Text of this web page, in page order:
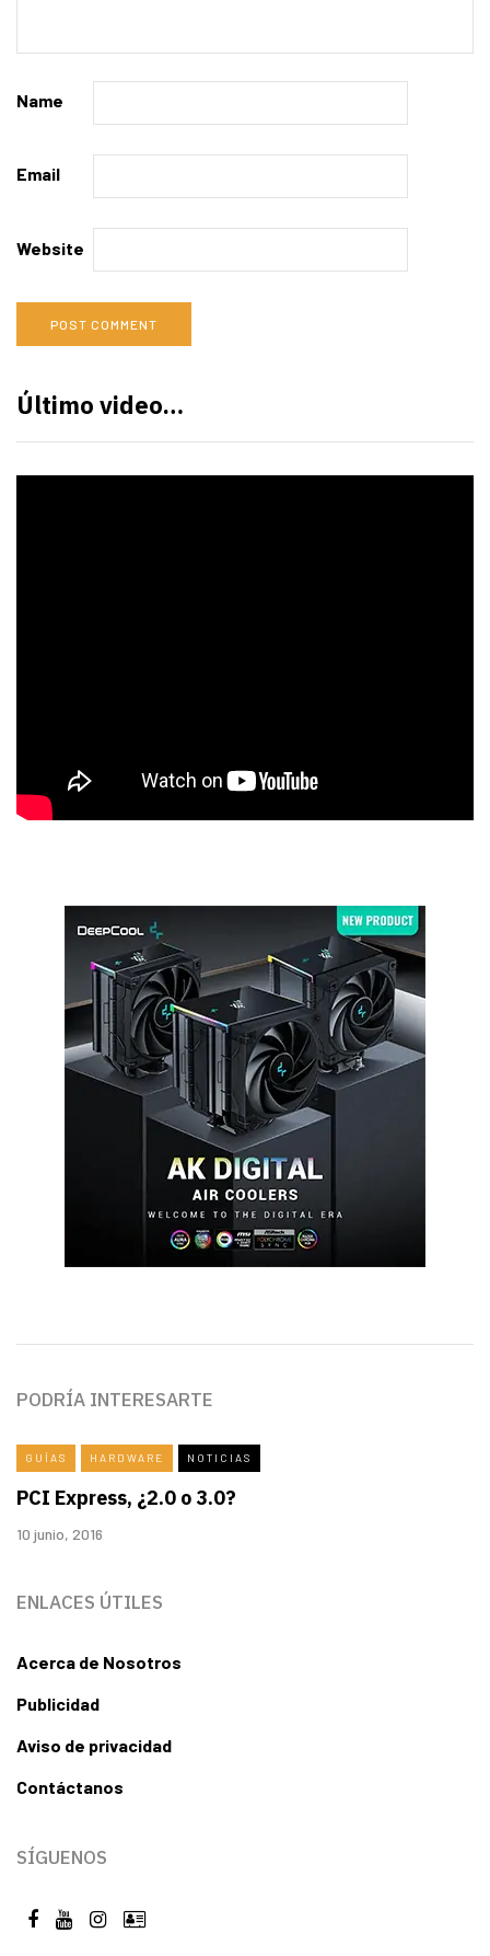
Name
Email
Website
Último video…
PODRÍA INTERESARTE
GUÍAS HARDWARE NOTICIAS
PCI Express, ¿2.0 o 3.0?
10 junio, 2016
ENLACES ÚTILES
Acerca de Nosotros
Publicidad
Aviso de privacidad
Contáctanos
SÍGUENOS